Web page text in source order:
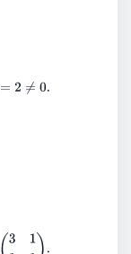
0.
11)